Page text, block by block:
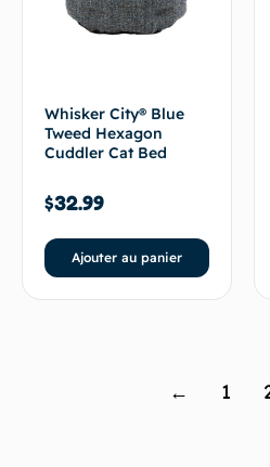
Whisker City® Blue
Tweed Hexagon
Cuddler Cat Bed
$32.99
Ajouter au panier
← 1